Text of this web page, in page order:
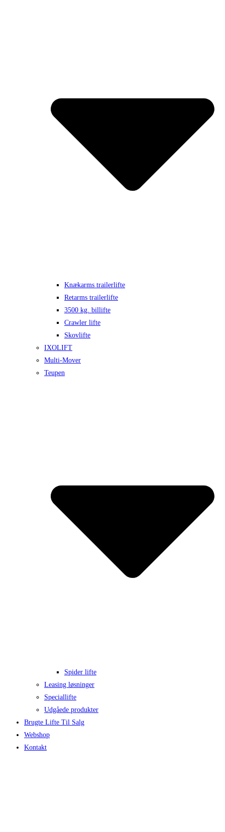
Knækarms trailerlifte
Retarms trailerlifte
3500 kg. billifte
Crawler lifte
Skovlifte
IXOLIFT
Multi-Mover
Teupen
Spider lifte
Leasing løsninger
Speciallifte
Udgåede produkter
Brugte Lifte Til Salg
Webshop
Kontakt